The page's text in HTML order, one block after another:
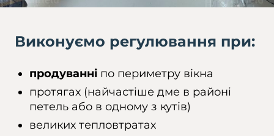
Виконуємо регулювання при:
продуванні по периметру вікна
протягах (найчастіше дме в районі
петель або в одному з кутів)
великих тепловтратах